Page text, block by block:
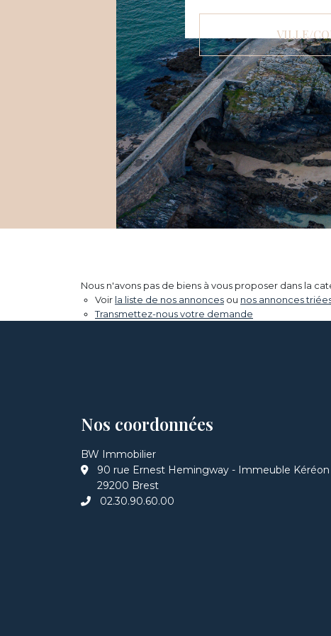
VILLE/
Nous n'avons pas de biens à vous proposer dans la
Voir la liste de nos annonces ou nos annonces
Transmettez-nous votre demande
Nos coordonnées
BW Immobilier
90 rue Ernest Hemingway - Immeuble Kéréon
29200 Brest
02.30.90.60.00